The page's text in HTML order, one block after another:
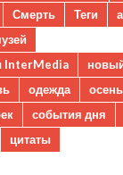
Смерть Теги
InterMedia
одежда осень
события дня
цитаты